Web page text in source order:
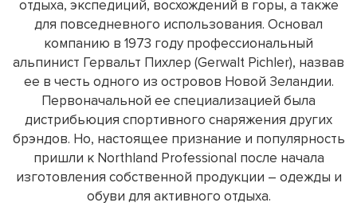
отдыха, экспедиций, восхождений в горы, а также
для повседневного использования. Основал
компанию в 1973 году профессиональный
альпинист Гервальт Пихлер (Gerwalt Pichler), назвав
ее в честь одного из островов Новой Зеландии.
Первоначальной ее специализацией была
дистрибьюция спортивного снаряжения других
брэндов. Но, настоящее признание и популярность
пришли к Northland Professional после начала
изготовления собственной продукции – одежды и
обуви для активного отдыха.